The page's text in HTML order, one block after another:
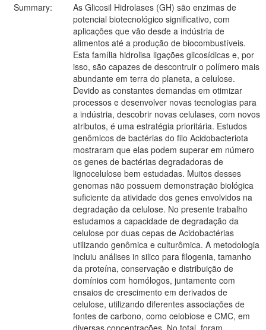
Summary:
As Glicosil Hidrolases (GH) são enzimas de
potencial biotecnológico significativo, com
aplicações que vão desde a indústria de
alimentos até a produção de biocombustíveis.
Esta família hidrolisa ligações glicosídicas e, por
isso, são capazes de descontruir o polímero mais
abundante em terra do planeta, a celulose.
Devido as constantes demandas em otimizar
processos e desenvolver novas tecnologias para
a indústria, descobrir novas celulases, com novos
atributos, é uma estratégia prioritária. Estudos
genômicos de bactérias do filo Acidobacteriota
mostraram que elas podem superar em número
os genes de bactérias degradadoras de
lignocelulose bem estudadas. Muitos desses
genomas não possuem demonstração biológica
suficiente da atividade dos genes envolvidos na
degradação da celulose. No presente trabalho
estudamos a capacidade de degradação da
celulose por duas cepas de Acidobactérias
utilizando genômica e culturômica. A metodologia
incluiu análises in silico para filogenia, tamanho
da proteína, conservação e distribuição de
domínios com homólogos, juntamente com
ensaios de crescimento em derivados de
celulose, utilizando diferentes associações de
fontes de carbono, como celobiose e CMC, em
diversas concentrações. No total, foram